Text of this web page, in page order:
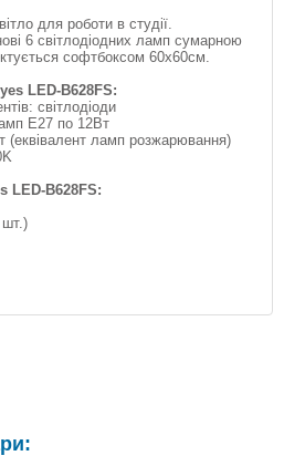
для роботи в студії.
6 світлодіодних ламп сумарною
софтбоксом 60х60см.
LED-B628FS:
світлодіоди
Е27 по 12Вт
(еквівалент ламп розжарювання)
LED-B628FS:
шт.)